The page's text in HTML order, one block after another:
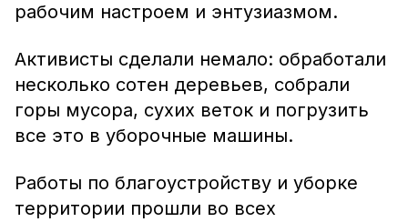
рабочим настроем и энтузиазмом.
Активисты сделали немало: обработали
несколько сотен деревьев, собрали
горы мусора, сухих веток и погрузить
все это в уборочные машины.
Работы по благоустройству и уборке
территории прошли во всех